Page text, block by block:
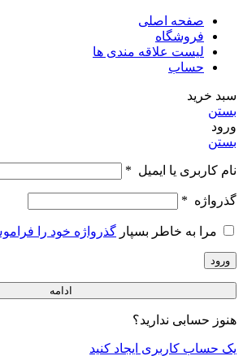
صفحه اصلی
فروشگاه
لیست علاقه مندی ها
حساب
سبد خرید
بستن
ورود
بستن
نام کاربری یا ایمیل *
گذرواژه *
مرا به خاطر بسپار گذرواژه خود را
ورود
ادامه
هنوز حسابی ندارید؟
یک حساب کاربری ایجاد کنید